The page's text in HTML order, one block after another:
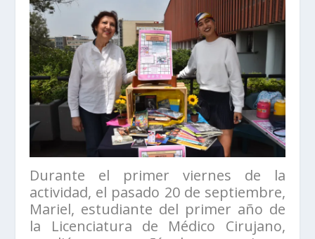
Durante el primer viernes de la
actividad, el pasado 20 de septiembre,
Mariel, estudiante del primer año de
la Licenciatura de Médico Cirujano,